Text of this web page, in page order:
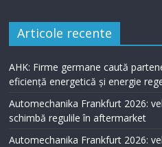
Articole recente
AHK: Firme germane caută
eficiență energetică și energie
Automechanika Frankfurt 2026:
schimbă regulile în aftermarket
Automechanika Frankfurt 2026: